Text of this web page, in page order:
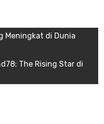
Meningkat di Dunia
The Rising Star di